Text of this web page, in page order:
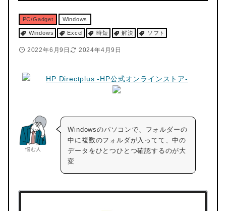
PC/Gadget Windows
Windows Excel 時短 解決 ソフト
2022年6月9日 2024年4月9日
悩む人
Windowsのパソコンで、フォルダーの
中に複数のフォルダが入ってて、中の
データをひとつひとつ確認するのが大
変